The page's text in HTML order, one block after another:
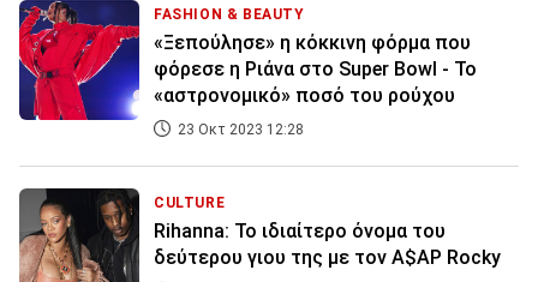
FASHION & BEAUTY
«Ξεπούλησε» η κόκκινη φόρμα που
φόρεσε η Ριάνα στο Super Bowl - Το
«αστρονομικό» ποσό του ρούχου
23 Οκτ 2023 12:28
CULTURE
Rihanna: Το ιδιαίτερο όνομα του
δεύτερου γιου της με τον A$AP Rocky